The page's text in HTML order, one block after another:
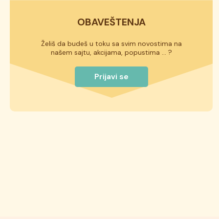
OBAVEŠTENJA
Želiš da budeš u toku sa svim novostima na
našem sajtu, akcijama, popustima ... ?
Prijavi se